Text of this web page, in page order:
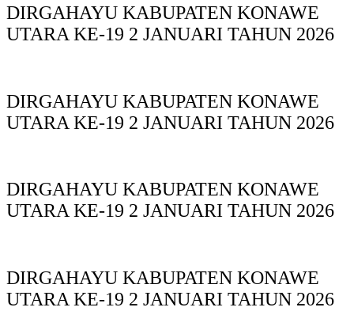
DIRGAHAYU KABUPATEN KONAWE
UTARA KE-19 2 JANUARI TAHUN 2026
DIRGAHAYU KABUPATEN KONAWE
UTARA KE-19 2 JANUARI TAHUN 2026
DIRGAHAYU KABUPATEN KONAWE
UTARA KE-19 2 JANUARI TAHUN 2026
DIRGAHAYU KABUPATEN KONAWE
UTARA KE-19 2 JANUARI TAHUN 2026